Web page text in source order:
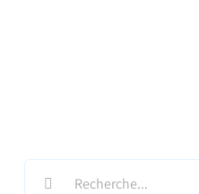
Search